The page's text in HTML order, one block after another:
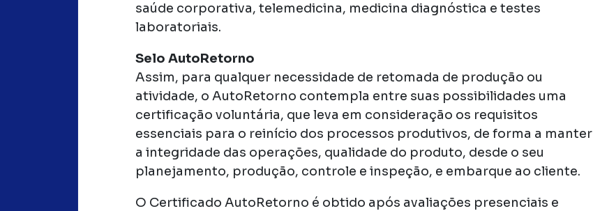
saúde corporativa, telemedicina, medicina diagnóstica e testes
laboratoriais.
Selo AutoRetorno
Assim, para qualquer necessidade de retomada de produção ou
atividade, o AutoRetorno contempla entre suas possibilidades uma
certificação voluntária, que leva em consideração os requisitos
essenciais para o reinício dos processos produtivos, de forma a manter
a integridade das operações, qualidade do produto, desde o seu
planejamento, produção, controle e inspeção, e embarque ao cliente.
O Certificado AutoRetorno é obtido após avaliações presenciais e